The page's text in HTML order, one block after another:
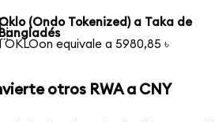
(Ondo Tokenized) a Taka de
OKLOon equivale a 5980,85 ৳
otros RWA a CNY